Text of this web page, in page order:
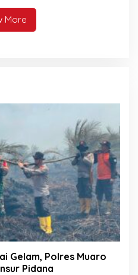
More
Gelam, Polres Muaro
Pidana